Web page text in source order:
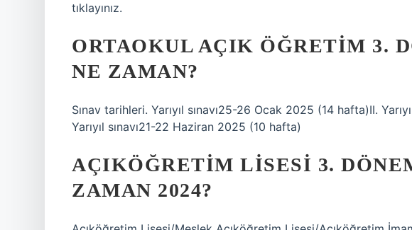
tıklayınız.
ORTAOKUL AÇIK ÖĞRETIM 3.
NE ZAMAN?
Sınav tarihleri. Yarıyıl sınavı25-26 Ocak 2025 (14 hafta)II.
Yarıyıl sınavı21-22 Haziran 2025 (10 hafta)
AÇIKÖĞRETIM LISESI 3.
ZAMAN 2024?